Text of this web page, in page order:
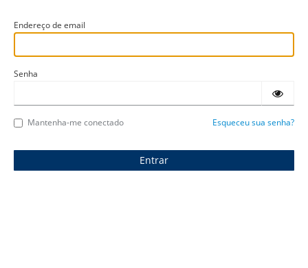
Endereço de email
Senha
Mantenha-me conectado Esqueceu sua senha?